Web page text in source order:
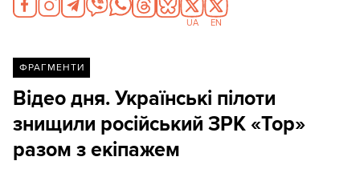
UA EN
ФРАГМЕНТИ
Відео дня. Українські пілоти
знищили російський ЗРК «Тор»
разом з екіпажем